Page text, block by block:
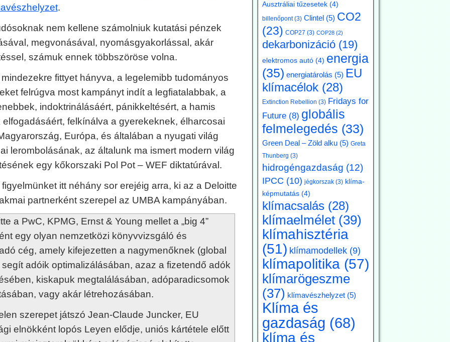
.
nem kellene számolniuk kutatási pénzek
megvonásával, nyomásgyakorlással, akár
számuk ennek többszöröse volna.
fittyet hányva, a legelemibb tudományos
felrúgva most kampányt indít a legfiatalabbak, a
indoktrinálásáért, pánikkeltésért, a hamis
elfogadásáért, felkínálva a gyerekeknek, élharcosai
Európa, és általában a nyugati világ
lerombolásának, az általunk ma ismert modern világ
egy kőkorszaki Pol Pot – WEF diktatúrával.
itt néhány sor erejéig arra, ki az a Deloitte
partnerként szerepel az UMBA kampányában.
a PwC, KPMG, Ernst & Young mellet a „big 4”
egy olyan nemzetközi könyvvizsgáló és
cég, amely kifejezetten a nagymenőknek (global
segít adóik optimalizálásában, azaz a fizetendő adók
kiskapuk megtalálásában, adóparadicsomok
vagy akár létrehozásában.
szerepet játszó Jean-Claude Juncker, EU
elnökként lopós Leyen elődje, uniós kártétele előtt
Ausztráliai tűzesetek(4)
billenőpont(3) Clintel (5) CO2
(23) COP27 (3) COP28(2)
dekarbonizáció(19)
elektromos autó(4) energia
(35) energiatárolás (5) EU
klímacélok(28)
Extinction Rebellion (3) Fridays for
Future(8) globális
felmelegedés (33)
Green Deal – Zöld alku(5) Greta
Thunberg (3)
hidrogéngazdaság (12)
IPCC (10) jégkorszak(3) klíma-
képmutatás(4)
klímacsalás(28)
klímaelmélet(39)
klímahisztéria
(51) klímamodellek(9)
klímapolitika(57)
klímarögeszme
(37) klímavészhelyzet(5)
Klíma és
gazdaság (68)
klíma és